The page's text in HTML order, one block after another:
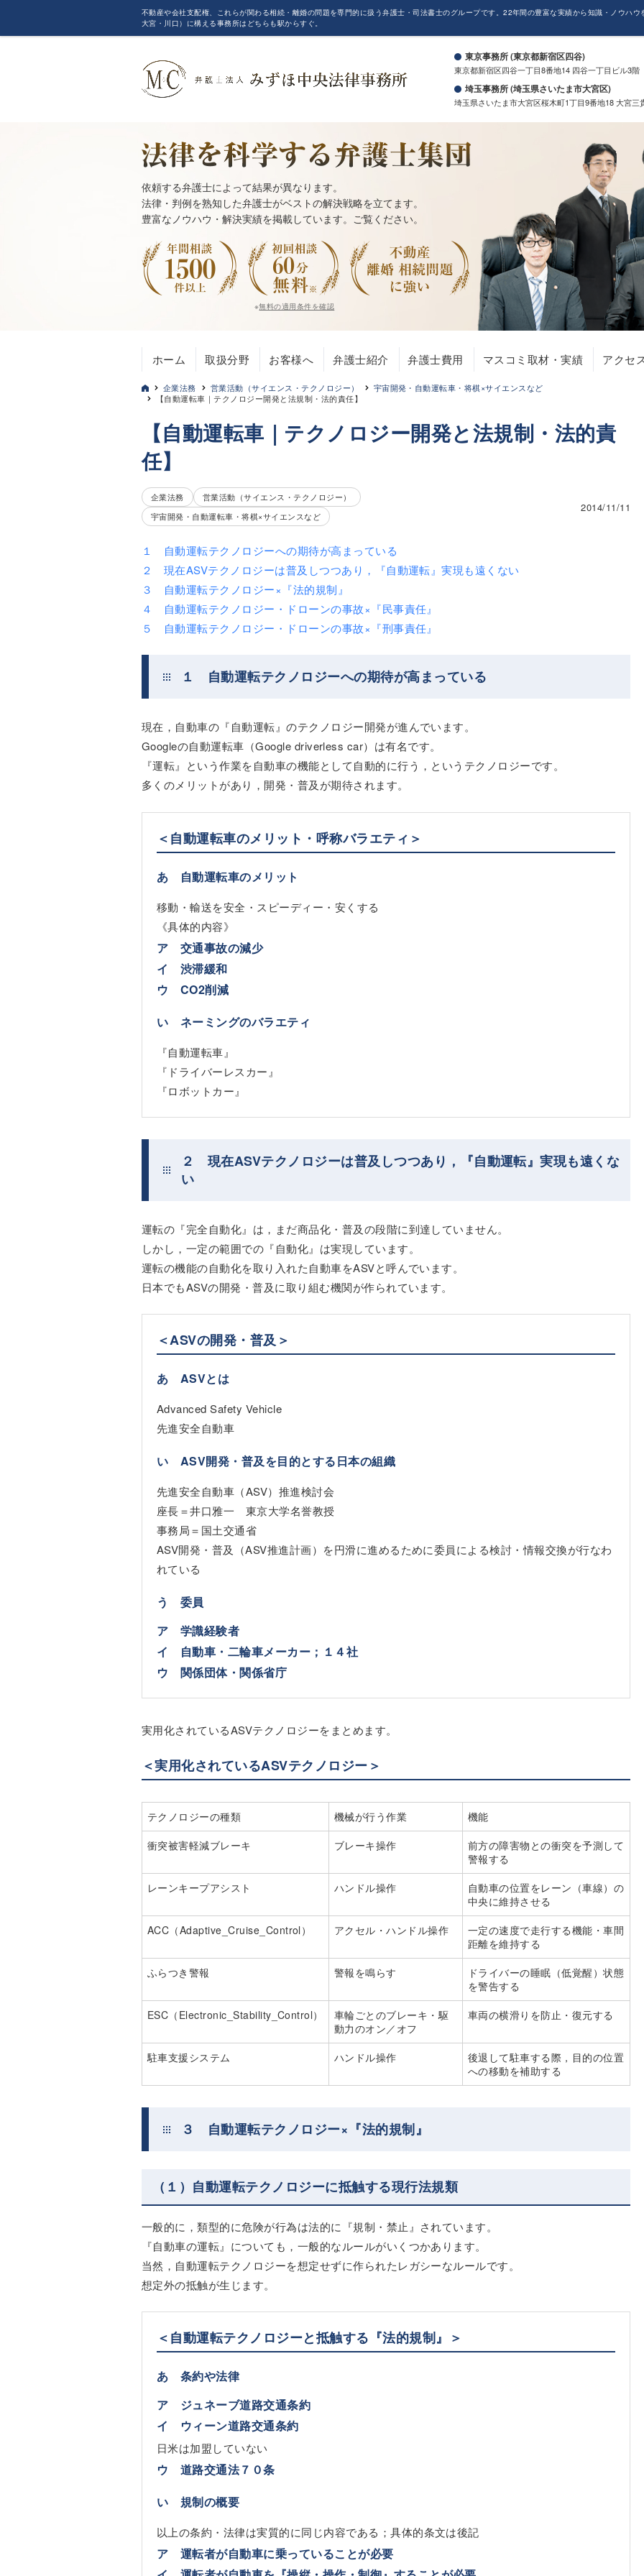
不動産や会社支配権、これらが関わる相続・離婚の問題を専門的に扱う弁護士・司法書士のグループです。22年間の豊富な実績から知識・ノウハ
大宮・川口）に構える事務所はどちらも駅からすぐ。
東京事務所 (東京都新宿区四谷)
東京都新宿区四谷一丁目8番地14 四谷一丁目ビル3階
埼玉事務所 (埼玉県さいたま市大宮区)
埼玉県さいたま市大宮区桜木町1丁目9番地18 大宮三
依頼する弁護士によって結果が異なります。
法律・判例を熟知した弁護士がベストの解決戦略を立てます。
豊富なノウハウ・解決実績を掲載しています。ご覧ください。
※無料の適用条件を確認
ホーム 取扱分野 お客様へ 弁護士紹介 弁護士費用 マスコミ取材・実績 アクセ
企業法務 営業活動（サイエンス・テクノロジー）
宇宙開発・自動運転車・将棋×サイエンスなど
【自動運転車｜テクノロジー開発と法規制・法的責任】
【自動運転車｜テクノロジー開発と法規制・法的責
任】
企業法務
営業活動（サイエンス・テクノロジー）
宇宙開発・自動運転車・将棋×サイエンスなど
2014/11/11
１ 自動運転テクノロジーへの期待が高まっている
２ 現在ASVテクノロジーは普及しつつあり，『自動運転』実現も遠くない
３ 自動運転テクノロジー×『法的規制』
４ 自動運転テクノロジー・ドローンの事故×『民事責任』
５ 自動運転テクノロジー・ドローンの事故×『刑事責任』
１ 自動運転テクノロジーへの期待が高まっている
現在，自動車の『自動運転』のテクノロジー開発が進んでいます。
Googleの自動運転車（Google driverless car）は有名です。
『運転』という作業を自動車の機能として自動的に行う，というテクノロジーです。
多くのメリットがあり，開発・普及が期待されます。
＜自動運転車のメリット・呼称バラエティ＞
あ 自動運転車のメリット
移動・輸送を安全・スピーディー・安くする
《具体的内容》
ア 交通事故の減少
イ 渋滞緩和
ウ CO2削減
い ネーミングのバラエティ
『自動運転車』
『ドライバーレスカー』
『ロボットカー』
２ 現在ASVテクノロジーは普及しつつあり，『自動運転』実現も遠くな
い
運転の『完全自動化』は，まだ商品化・普及の段階に到達していません。
しかし，一定の範囲での『自動化』は実現しています。
運転の機能の自動化を取り入れた自動車をASVと呼んでいます。
日本でもASVの開発・普及に取り組む機関が作られています。
＜ASVの開発・普及＞
あ ASVとは
Advanced Safety Vehicle
先進安全自動車
い ASV開発・普及を目的とする日本の組織
先進安全自動車（ASV）推進検討会
座長＝井口雅一 東京大学名誉教授
事務局＝国土交通省
ASV開発・普及（ASV推進計画）を円滑に進めるために委員による検討・情報交換が行なわ
れている
う 委員
ア 学識経験者
イ 自動車・二輪車メーカー；１４社
ウ 関係団体・関係省庁
実用化されているASVテクノロジーをまとめます。
＜実用化されているASVテクノロジー＞
テクノロジーの種類 機械が行う作業
機能
衝突被害軽減ブレーキ
ブレーキ操作
前方の障害物との衝突を予測して
警報する
レーンキープアシスト
ハンドル操作
自動車の位置をレーン（車線）の
中央に維持させる
ACC（Adaptive_Cruise_Control）
アクセル・ハンドル操作
一定の速度で走行する機能・車間
距離を維持する
ふらつき警報
警報を鳴らす
ドライバーの睡眠（低覚醒）状態
を警告する
ESC（Electronic_Stability_Control）
車輪ごとのブレーキ・駆
動力のオン／オフ
車両の横滑りを防止・復元する
駐車支援システム ハンドル操作
後退して駐車する際，目的の位置
への移動を補助する
３ 自動運転テクノロジー×『法的規制』
（１）自動運転テクノロジーに抵触する現行法規類
一般的に，類型的に危険が行為は法的に『規制・禁止』されています。
『自動車の運転』についても，一般的なルールがいくつかあります。
当然，自動運転テクノロジーを想定せずに作られたレガシーなルールです。
想定外の抵触が生じます。
＜自動運転テクノロジーと抵触する『法的規制』＞
あ 条約や法律
ア ジュネーブ道路交通条約
イ ウィーン道路交通条約
日米は加盟していない
ウ 道路交通法７０条
い 規制の概要
以上の条約・法律は実質的に同じ内容である；具体的条文は後記
ア 運転者が自動車に乗っていることが必要